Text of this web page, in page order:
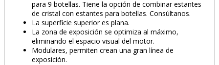
para 9 botellas. Tiene la opción de combinar estantes
de cristal con estantes para botellas. Consúltanos.
La superficie superior es plana.
La zona de exposición se optimiza al máximo,
eliminando el espacio visual del motor.
Modulares, permiten crean una gran línea de
exposición.